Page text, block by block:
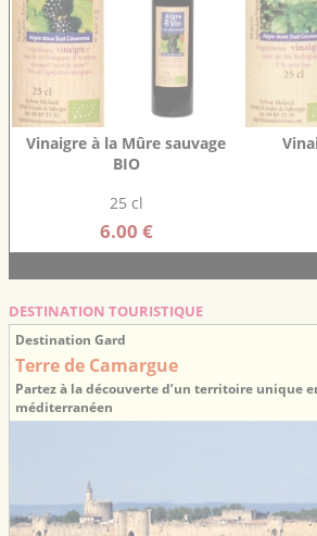
Vinaigre à la Mûre sauvage
BIO
25 cl
6.00 €
DESTINATION TOURISTIQUE
Destination Gard
Terre de Camargue
Partez à la découverte d’un territoire unique
méditerranéen